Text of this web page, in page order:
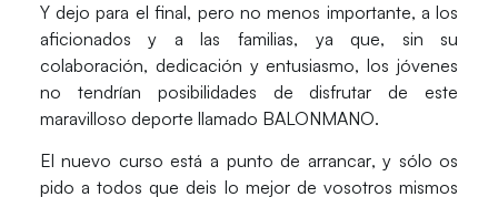
Y dejo para el final, pero no menos importante, a los
aficionados y a las familias, ya que, sin su
colaboración, dedicación y entusiasmo, los jóvenes
no tendrían posibilidades de disfrutar de este
maravilloso deporte llamado BALONMANO.
Elnuevo curso está a punto de arrancar, y sólo os
pido a todos que deis lo mejor de vosotros mismos